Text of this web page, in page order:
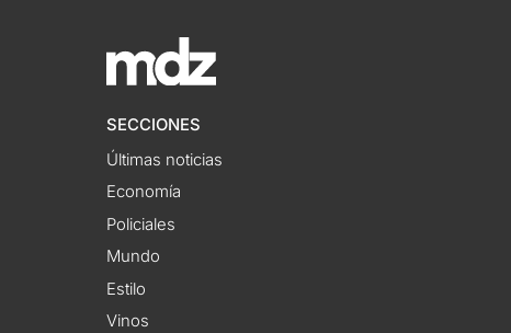
SECCIONES
Últimas noticias
Economía
Policiales
Mundo
Estilo
Vinos